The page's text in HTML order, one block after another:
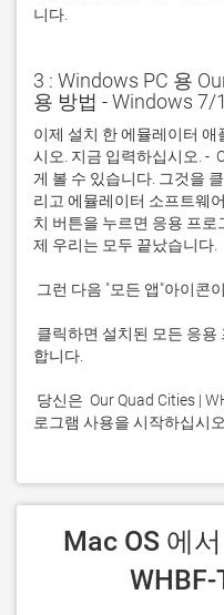
니다.
3 : Windows PC 용
용 방법 - Windows 7/
이제 설치 한 에뮬레이터
시오. 지금 입력하십시오. -
게 볼 수 있습니다. 그것을
리고 에뮬레이터 소프트웨
치 버튼을 누르면 응용 프
로그램 사용을 시작하십시오.